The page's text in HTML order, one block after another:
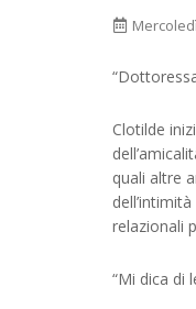
Clotilde
quali altre
relazionali
“Mi dica di